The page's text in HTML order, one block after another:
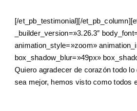
[/et_pb_testimonial][/
_builder_version=»3.26.3″
animation_style=»zoom»
box_shadow_blur=»49px»
Quiero agradecer de corazón todo
sea mejor, hemos visto como todos